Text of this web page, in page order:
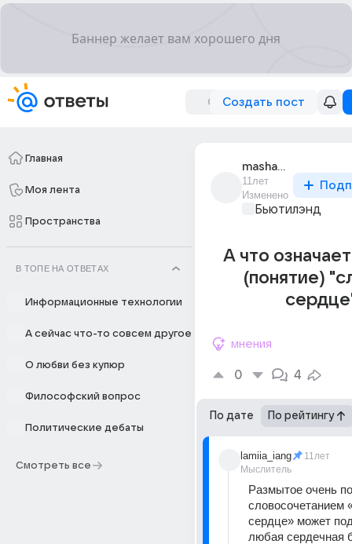
Создать пост
Главная
Моя лента
Пространства
В ТОПЕ НА ОТВЕТАХ
Информационные технологии
А сейчас что-то совсем другое
О любви без купюр
Философский вопрос
Политические дебаты
Смотреть все
masha_zhuk_3
11лет
Изменено
Бьютилэнд
А что
(понятие)
мнения
0 4
По дате По рейтингу
lamiia_iang
Мыслитель
11лет
Размытое очень
словосочетанием
сердце» может
любая сердечная